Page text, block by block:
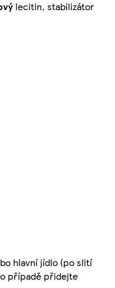
lecitin, stabilizátor
hlavní jídlo (po slití
případě přidejte